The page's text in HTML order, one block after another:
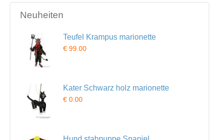
Neuheiten
Teufel Krampus marionette
€ 99.00
Kater Schwarz holz marionette
€ 0.00